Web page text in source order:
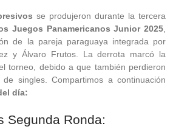
se produjeron durante la tercera
Juegos Panamericanos Junior 2025
de la pareja paraguaya integrada por
y Álvaro Frutos. La derrota marcó la
torneo, debido a que también perdieron
singles. Compartimos a continuación
día:
Segunda Ronda: